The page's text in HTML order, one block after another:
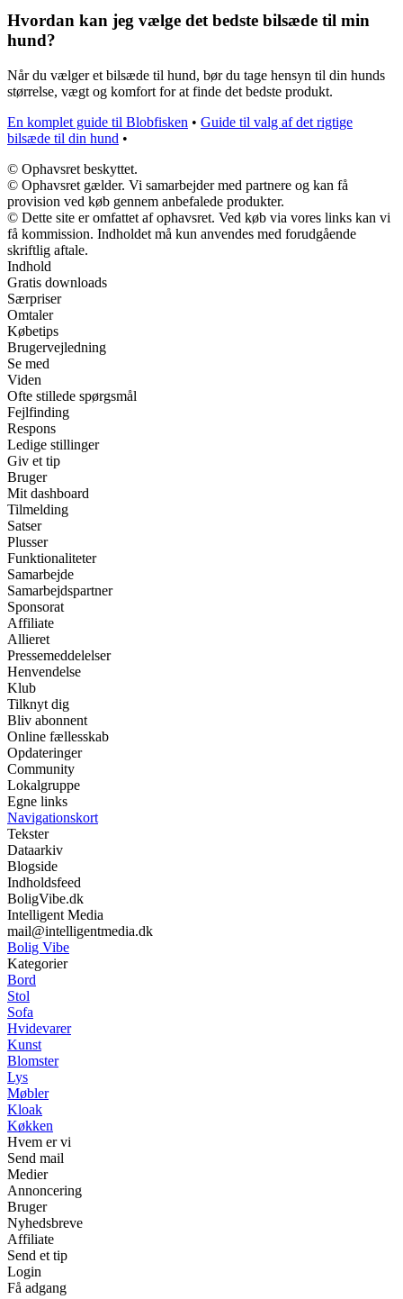
Hvordan kan jeg vælge det bedste bilsæde til min
hund?
Når du vælger et bilsæde til hund, bør du tage hensyn til din hunds
størrelse, vægt og komfort for at finde det bedste produkt.
En komplet guide til Blobfisken • Guide til valg af det rigtige
bilsæde til din hund •
© Ophavsret beskyttet.
© Ophavsret gælder. Vi samarbejder med partnere og kan få
provision ved køb gennem anbefalede produkter.
© Dette site er omfattet af ophavsret. Ved køb via vores links kan vi
få kommission. Indholdet må kun anvendes med forudgående
skriftlig aftale.
Indhold
Gratis downloads
Særpriser
Omtaler
Købetips
Brugervejledning
Se med
Viden
Ofte stillede spørgsmål
Fejlfinding
Respons
Ledige stillinger
Giv et tip
Bruger
Mit dashboard
Tilmelding
Satser
Plusser
Funktionaliteter
Samarbejde
Samarbejdspartner
Sponsorat
Affiliate
Allieret
Pressemeddelelser
Henvendelse
Klub
Tilknyt dig
Bliv abonnent
Online fællesskab
Opdateringer
Community
Lokalgruppe
Egne links
Navigationskort
Tekster
Dataarkiv
Blogside
Indholdsfeed
BoligVibe.dk
Intelligent Media
mail@intelligentmedia.dk
Bolig Vibe
Kategorier
Bord
Stol
Sofa
Hvidevarer
Kunst
Blomster
Lys
Møbler
Kloak
Køkken
Hvem er vi
Send mail
Medier
Annoncering
Bruger
Nyhedsbreve
Affiliate
Send et tip
Login
Få adgang